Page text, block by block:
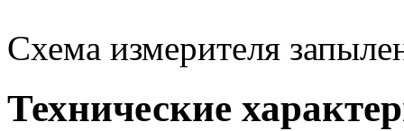
Схема измерителя
Технические